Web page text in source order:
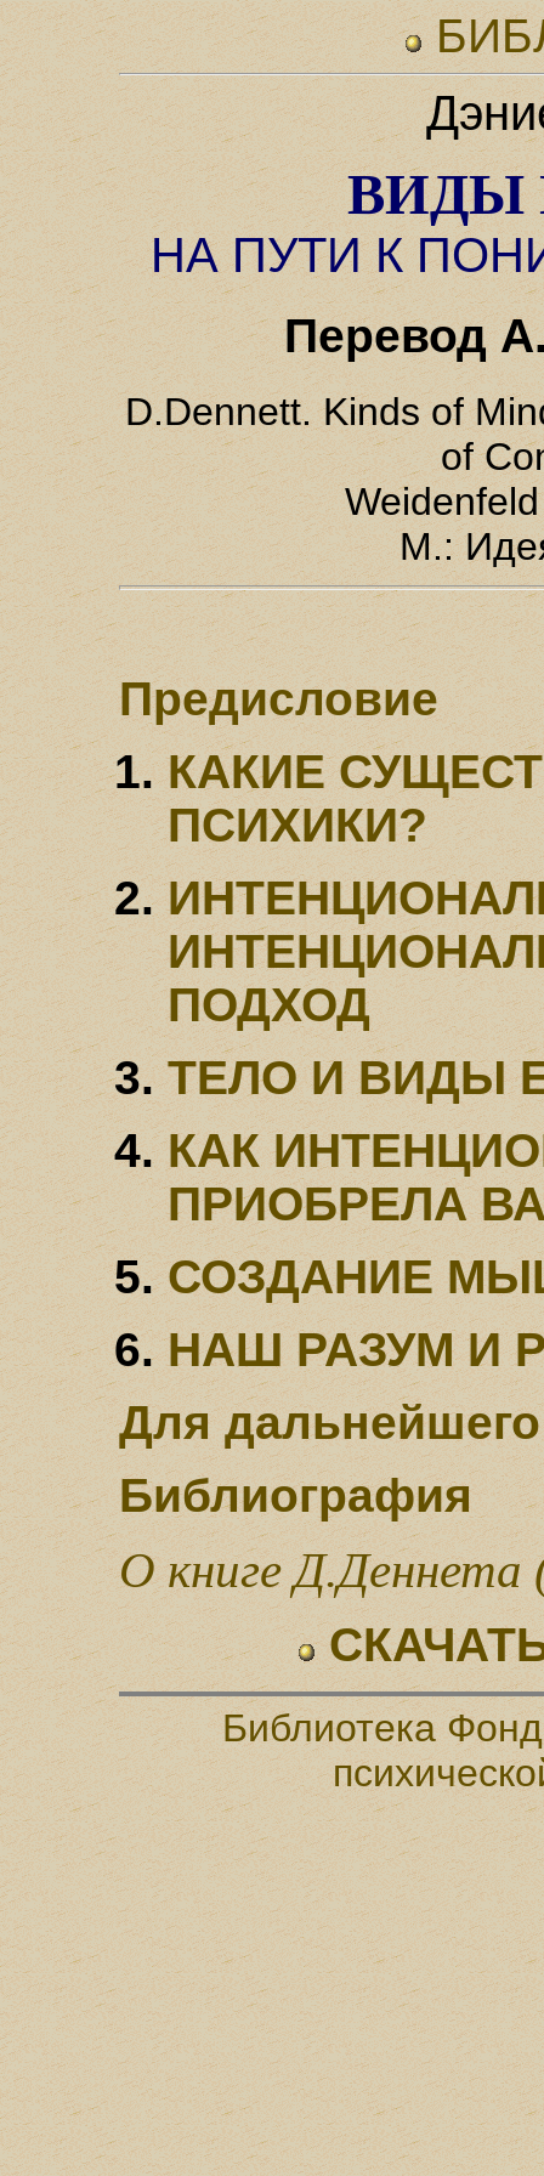
ВИДЫ
НА ПУТИ К
Перевод
D.Dennett. Kinds of
of
М.:
Предисловие
КАКИЕ
ПСИХИКИ?
ПОДХОД
ТЕЛО И ВИДЫ
КАК
ПРИОБРЕЛА
СОЗДАНИЕ
НАШ РАЗУМ И
Для
Библиография
О книге Д.Деннета
Библиотека